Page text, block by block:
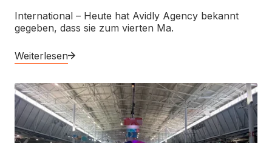
International – Heute hat Avidly Agency bekannt
gegeben, dass sie zum vierten Ma.
Weiterlesen